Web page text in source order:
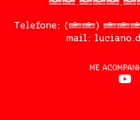
Telefone: (81)
mail:
ME